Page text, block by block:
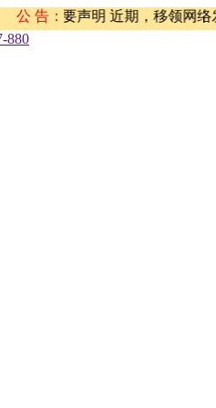
公 告：
重要声明 近期，移领网络发
880